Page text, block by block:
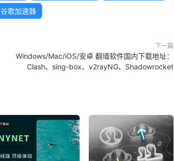
谷歌加速器
下一篇
Windows/Mac/iOS/安卓 翻墙软件国内下载地址：
Clash、sing-box、v2rayNG、Shadowrocket